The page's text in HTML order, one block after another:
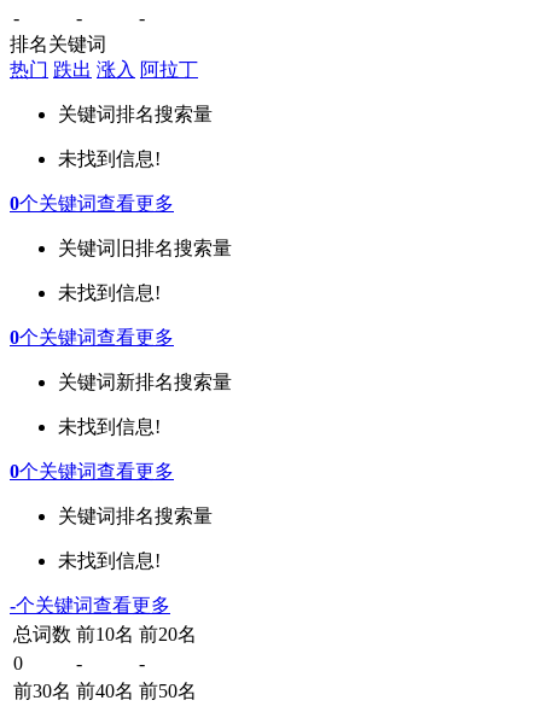
- -
-
排名关键词
热门 跌出 涨入 阿拉丁
关键词排名搜索量
未找到信息!
0个关键词查看更多
关键词 旧排名搜索量
未找到信息!
0个关键词查看更多
关键词新排名搜索量
未找到信息!
0个关键词查看更多
关键词排名搜索量
未找到信息!
-个关键词查看更多
总词数 前10名 前20名
0
-
-
前30名 前40名 前50名